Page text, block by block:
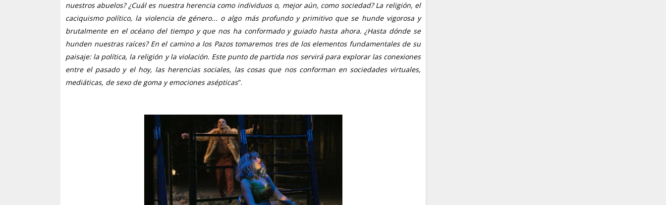
nuestros abuelos? ¿Cuál es nuestra herencia como individuos o, mejor aún, como sociedad? La religión, el
caciquismo político, la violencia de género... o algo más profundo y primitivo que se hunde vigorosa y
brutalmente en el océano del tiempo y que nos ha conformado y guiado hasta ahora. ¿Hasta dónde se
hunden nuestras raíces? En el camino a los Pazos tomaremos tres de los elementos fundamentales de su
paisaje: la política, la religión y la violación. Este punto de partida nos servirá para explorar las conexiones
entre el pasado y el hoy, las herencias sociales, las cosas que nos conforman en sociedades virtuales,
mediáticas, de sexo de goma y emociones asépticas".